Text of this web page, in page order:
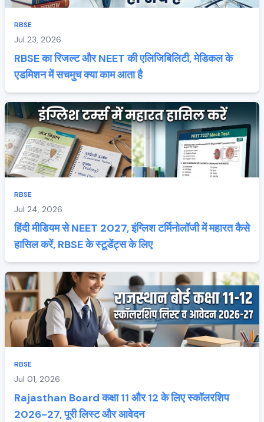
RBSE
Jul 23, 2026
RBSE का रिजल्ट और NEET की एलिजिबिलिटी, मेडिकल के
एडमिशन में सचमुच क्या काम आता है
RBSE
Jul 24, 2026
हिंदी मीडियम से NEET 2027, इंग्लिश टर्मिनोलॉजी में महारत कैसे
हासिल करें, RBSE के स्टूडेंट्स के लिए
RBSE
Jul 01, 2026
Rajasthan Board कक्षा 11 और 12 के लिए स्कॉलरशिप
2026-27, पूरी लिस्ट और आवेदन